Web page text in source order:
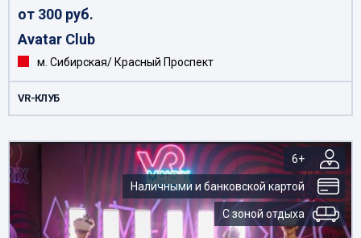
от 300 руб.
Avatar Club
м. Сибирская/ Красный Проспект
VR-КЛУБ
6+
Наличными и банковской картой
С зоной отдыха